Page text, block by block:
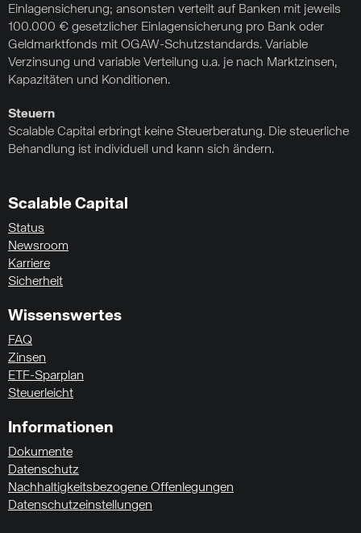
Einlagensicherung; ansonsten verteilt auf Banken mit jeweils
100.000 € gesetzlicher Einlagensicherung pro Bank oder
Geldmarktfonds mit OGAW-Schutzstandards. Variable
Verzinsung und variable Verteilung u.a. je nach Marktzinsen,
Kapazitäten und Konditionen.
Steuern
Scalable Capital erbringt keine Steuerberatung. Die steuerliche
Behandlung ist individuell und kann sich ändern.
Scalable Capital
Status
Newsroom
Karriere
Sicherheit
Wissenswertes
FAQ
Zinsen
ETF-Sparplan
Steuerleicht
Informationen
Dokumente
Datenschutz
Nachhaltigkeitsbezogene Offenlegungen
Datenschutzeinstellungen